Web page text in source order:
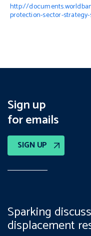
http://
protection-sector-
Sign up
for emails
SIGN UP
Sparking
displacement